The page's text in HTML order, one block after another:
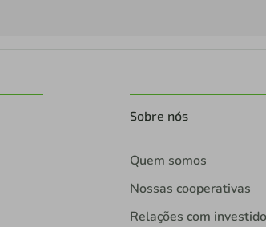
Sobre nós
Quem somos
Nossas cooperativas
Relações com